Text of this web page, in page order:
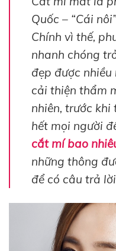
Quốc – “Cái
Chính vì thế,
nhanh chóng
đẹp được
cải thiện thẩm
nhiên, trước khi
hết mọi người
cắt mí bao
những thông
để có câu trả